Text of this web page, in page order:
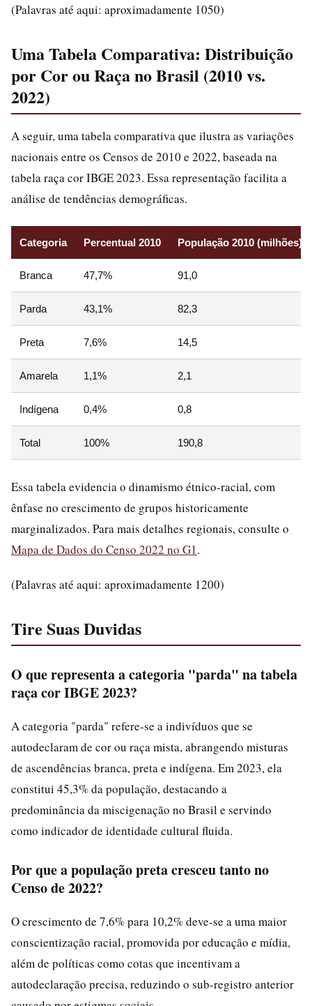
(Palavras até aqui: aproximadamente 1050)
Uma Tabela Comparativa: Distribuição
por Cor ou Raça no Brasil (2010 vs.
2022)
A seguir, uma tabela comparativa que ilustra as variações
nacionais entre os Censos de 2010 e 2022, baseada na
tabela raça cor IBGE 2023. Essa representação facilita a
análise de tendências demográficas.
Categoria Percentual 2010 População 2010 (milhões)
Branca 47,7% 91,0
Parda 43,1% 82,3
Preta 7,6% 14,5
Amarela 1,1% 2,1
Indígena 0,4% 0,8
Total 100% 190,8
Essa tabela evidencia o dinamismo étnico-racial, com
ênfase no crescimento de grupos historicamente
marginalizados. Para mais detalhes regionais, consulte o
Mapa de Dados do Censo 2022 no G1.
(Palavras até aqui: aproximadamente 1200)
Tire Suas Duvidas
O que representa a categoria "parda" na tabela
raça cor IBGE 2023?
A categoria "parda" refere-se a indivíduos que se
autodeclaram de cor ou raça mista, abrangendo misturas
de ascendências branca, preta e indígena. Em 2023, ela
constitui 45,3% da população, destacando a
predominância da miscigenação no Brasil e servindo
como indicador de identidade cultural fluida.
Por que a população preta cresceu tanto no
Censo de 2022?
O crescimento de 7,6% para 10,2% deve-se a uma maior
conscientização racial, promovida por educação e mídia,
além de políticas como cotas que incentivam a
autodeclaração precisa, reduzindo o sub-registro anterior